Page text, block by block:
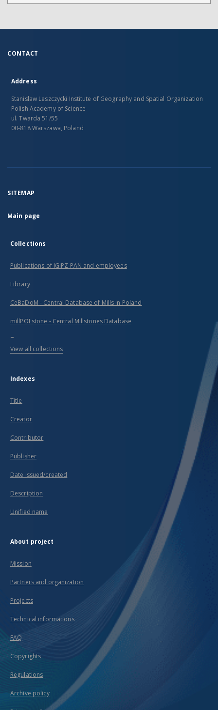
CONTACT
Address
Stanislaw Leszczycki Institute of Geography and Spatial Organization
Polish Academy of Science
ul. Twarda 51/55
00-818 Warszawa, Poland
SITEMAP
Main page
Collections
Publications of IGiPZ PAN and employees
Library
CeBaDoM - Central Database of Mills in Poland
millPOLstone - Central Millstones Database
...
View all collections
Indexes
Title
Creator
Contributor
Publisher
Date issued/created
Description
Unified name
About project
Mission
Partners and organization
Projects
Technical informations
FAQ
Copyrights
Regulations
Archive policy